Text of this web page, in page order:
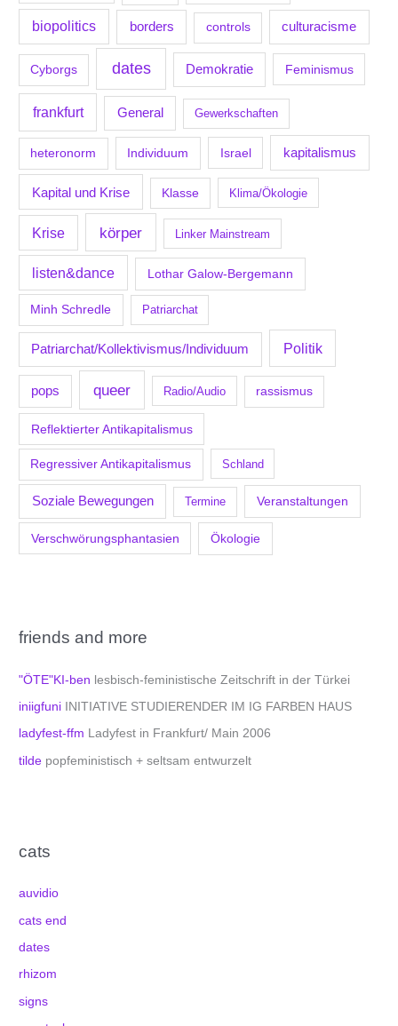
biopolitics borders controls culturacisme
Cyborgs dates Demokratie Feminismus
frankfurt General Gewerkschaften
heteronorm Individuum Israel kapitalismus
Kapital und Krise Klasse Klima/Ökologie
Krise körper Linker Mainstream
listen&dance Lothar Galow-Bergemann
Minh Schredle Patriarchat
Patriarchat/Kollektivismus/Individuum Politik
pops queer Radio/Audio rassismus
Reflektierter Antikapitalismus
Regressiver Antikapitalismus Schland
Soziale Bewegungen Termine Veranstaltungen
Verschwörungsphantasien Ökologie
friends and more
"ÖTE"KI-ben lesbisch-feministische Zeitschrift in der Türkei
iniigfuni INITIATIVE STUDIERENDER IM IG FARBEN HAUS
ladyfest-ffm Ladyfest in Frankfurt/ Main 2006
tilde popfeministisch + seltsam entwurzelt
cats
auvidio
cats end
dates
rhizom
signs